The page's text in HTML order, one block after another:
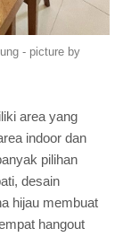
- picture by
area yang
indoor dan
pilihan
desain
hijau membuat
hangout